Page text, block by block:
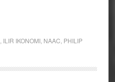
ILIR IKONOMI, NAAC PHILIP